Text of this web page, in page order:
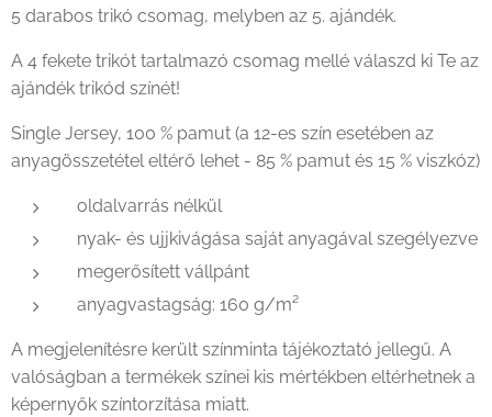
5 darabos trikó csomag, melyben az 5. ajándék.
A 4 fekete trikót tartalmazó csomag mellé válaszd ki Te az
ajándék trikód színét!
Single Jersey, 100 % pamut (a 12-es szín esetében az
anyagösszetétel eltérő lehet - 85 % pamut és 15 % viszkóz)
oldalvarrás nélkül
nyak- és ujjkivágása saját anyagával szegélyezve
megerősített vállpánt
anyagvastagság: 160 g/m²
A megjelenítésre került színminta tájékoztató jellegű. A
valóságban a termékek színei kis mértékben eltérhetnek a
képernyők színtorzítása miatt.